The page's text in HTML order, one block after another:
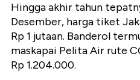
Hingga akhir tahun
Desember, harga tiket
Rp 1 jutaan. Banderol
maskapai Pelita Air rute
Rp 1.204.000.